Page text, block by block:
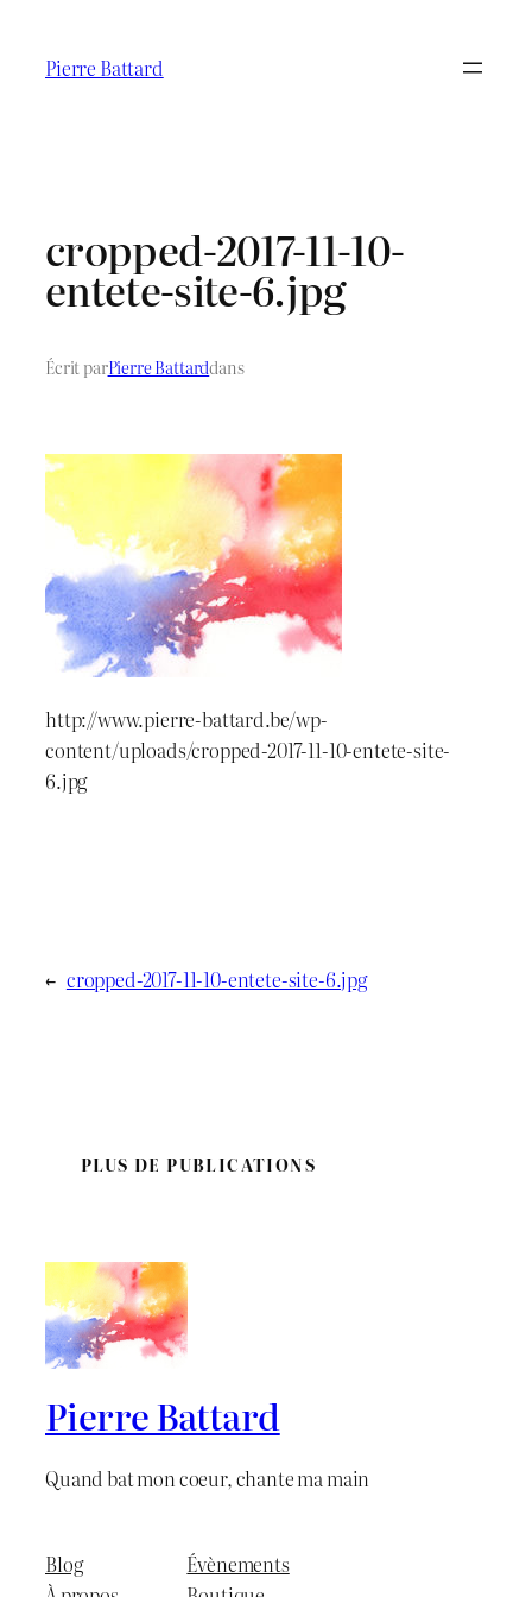
contenu
Pierre Battard
cropped-2017-11-10-
entete-site-6.jpg
Écrit parPierre Battarddans
http://www.pierre-battard.be/wp-
content/uploads/cropped-2017-11-10-entete-site-
6.jpg
← cropped-2017-11-10-entete-site-6.jpg
PLUS DE PUBLICATIONS
Pierre Battard
Quand bat mon coeur, chante ma main
Blog
Évènements